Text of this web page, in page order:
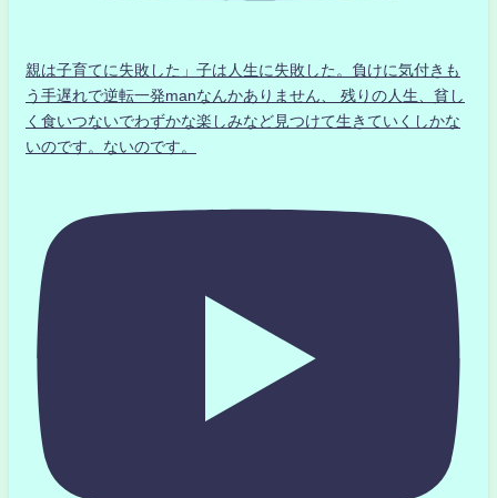
親は子育てに失敗した」子は人生に失敗した。負けに気付きも
う手遅れで逆転一発manなんかありません、 残りの人生、貧し
く食いつないでわずかな楽しみなど見つけて生きていくしかな
いのです。ないのです。